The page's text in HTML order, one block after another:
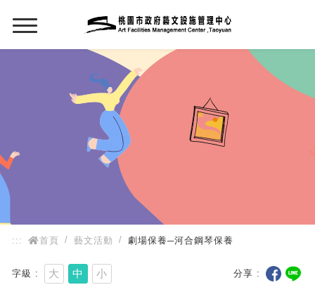
::: 首頁 藝文活動 劇場保養─河合鋼琴保養
字級 大 中 小 分享